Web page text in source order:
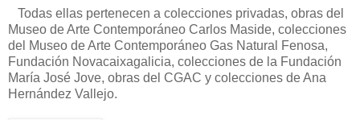
Todas ellas pertenecen a colecciones privadas, obras del
Museo de Arte Contemporáneo Carlos Maside, colecciones
del Museo de Arte Contemporáneo Gas Natural Fenosa,
Fundación Novacaixagalicia, colecciones de la Fundación
María José Jove, obras del CGAC y colecciones de Ana
Hernández Vallejo.